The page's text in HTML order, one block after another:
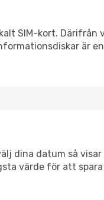
SIM-kort.
är
dina datum så
värde för att